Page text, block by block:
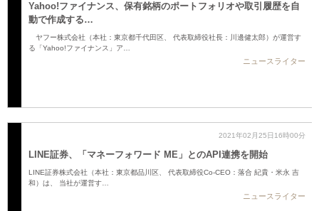
Yahoo!ファイナンス、保有銘柄のポートフォリオや取引履歴を自
動で作成する…
ヤフー株式会社（本社：東京都千代田区、 代表取締役社長：川邊健太郎）が運営す
る「Yahoo!ファイナンス」ア…
ニュースライター
2021年02月25日16時00分
LINE証券、「マネーフォワード ME」とのAPI連携を開始
LINE証券株式会社（本社：東京都品川区、 代表取締役Co-CEO：落合 紀貴・米永 吉
和）は、 当社が運営す…
ニュースライター